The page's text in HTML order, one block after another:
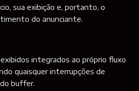
sua exibição e, portanto, o
do anunciante.
integrados ao próprio fluxo
quaisquer interrupções de
buffer.